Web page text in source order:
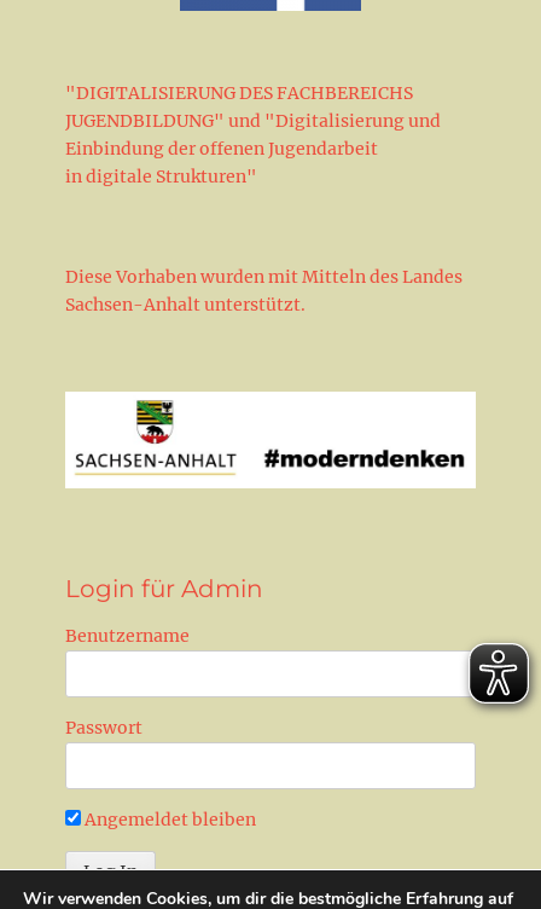
"DIGITALISIERUNG DES FACHBEREICHS
JUGENDBILDUNG" und "Digitalisierung und
Einbindung der offenen Jugendarbeit
in digitale Strukturen"
Diese Vorhaben wurden mit Mitteln des Landes
Sachsen-Anhalt unterstützt.
Login für Admin
Benutzername
Passwort
Angemeldet bleiben
Wir verwenden Cookies, um dir die bestmögliche Erfahrung auf